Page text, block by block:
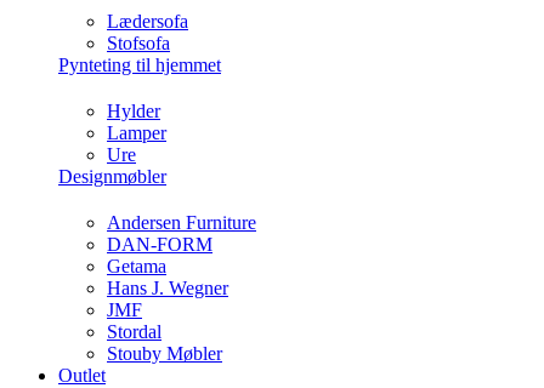
Lædersofa
Stofsofa
Pynteting til hjemmet
Hylder
Lamper
Ure
Designmøbler
Andersen Furniture
DAN-FORM
Getama
Hans J. Wegner
JMF
Stordal
Stouby Møbler
Outlet